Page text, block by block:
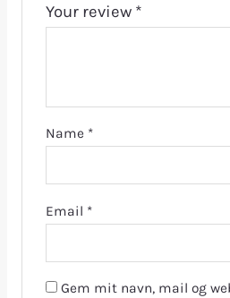
Your review *
Name *
Email *
Gem mit navn, mail og